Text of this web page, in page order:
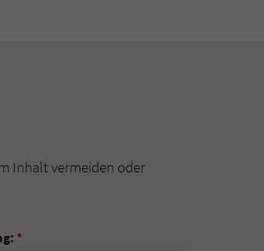
Inhalt vermeiden oder
*